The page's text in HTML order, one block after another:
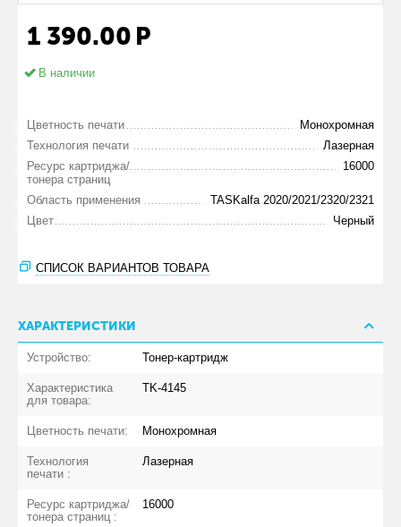
1 390.00 Р
В наличии
Цветность печати
Монохромная
Технология печати
Лазерная
Ресурс картриджа/
тонера страниц
16000
Область применения
TASKalfa 2020/2021/2320/2321
Цвет
Черный
СПИСОК ВАРИАНТОВ ТОВАРА
ХАРАКТЕРИСТИКИ
Устройство: Тонер-картридж
Характеристика
для товара:
TK-4145
Цветность печати: Монохромная
Технология
печати :
Лазерная
Ресурс картриджа/
тонера страниц :
16000